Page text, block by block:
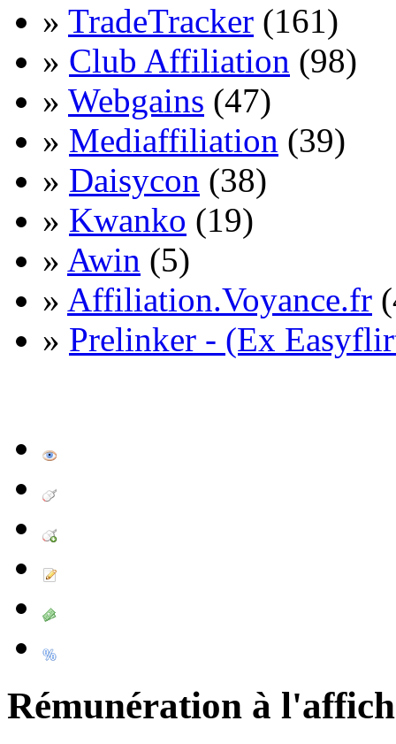
» TradeTracker (161)
» Club Affiliation (98)
» Webgains (47)
» Mediaffiliation (39)
» Daisycon (38)
» Kwanko (19)
» Awin (5)
» Affiliation.Voyance.fr
» Prelinker - (Ex
Rémunération à